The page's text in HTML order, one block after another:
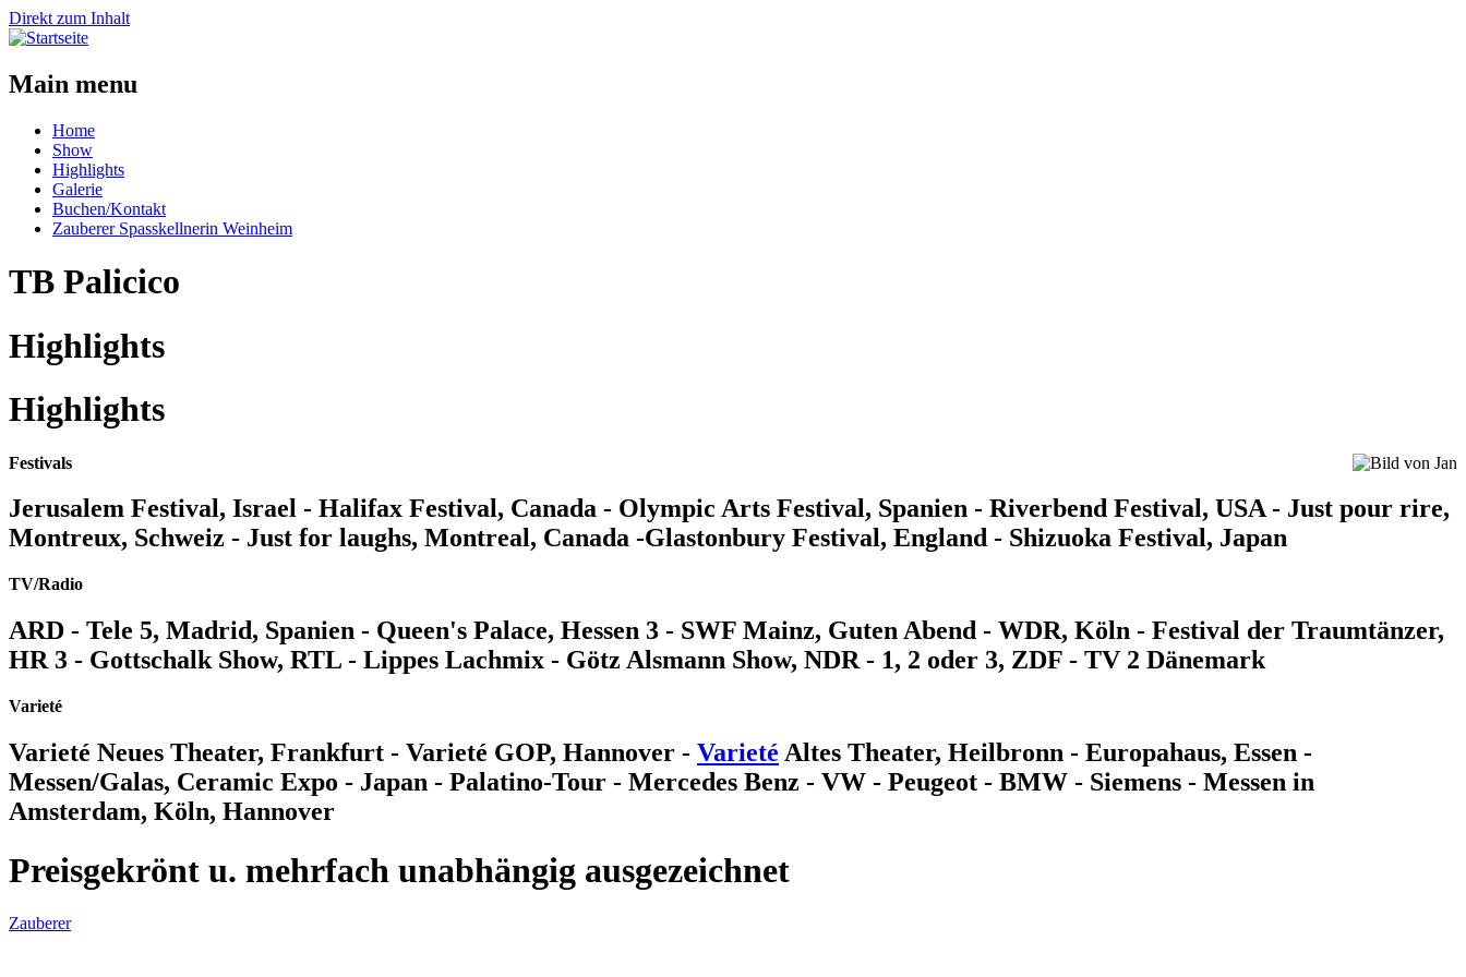
Direkt zum Inhalt
Main menu
Home
Show
Highlights
Galerie
Buchen/Kontakt
Zauberer Spasskellnerin Weinheim
TB Palicico
Highlights
Highlights
Festivals
Jerusalem Festival, Israel - Halifax Festival, Canada - Olympic Arts Festival, Spanien - Riverbend Festival, USA - Just pour rire,
Montreux, Schweiz - Just for laughs, Montreal, Canada -Glastonbury Festival, England - Shizuoka Festival, Japan
TV/Radio
ARD - Tele 5, Madrid, Spanien - Queen's Palace, Hessen 3 - SWF Mainz, Guten Abend - WDR, Köln - Festival der Traumtänzer,
HR 3 - Gottschalk Show, RTL - Lippes Lachmix - Götz Alsmann Show, NDR - 1, 2 oder 3, ZDF - TV 2 Dänemark
Varieté
Varieté Neues Theater, Frankfurt - Varieté GOP, Hannover - Varieté Altes Theater, Heilbronn - Europahaus, Essen -
Messen/Galas, Ceramic Expo - Japan - Palatino-Tour - Mercedes Benz - VW - Peugeot - BMW - Siemens - Messen in
Amsterdam, Köln, Hannover
Preisgekrönt u. mehrfach unabhängig ausgezeichnet
Zauberer